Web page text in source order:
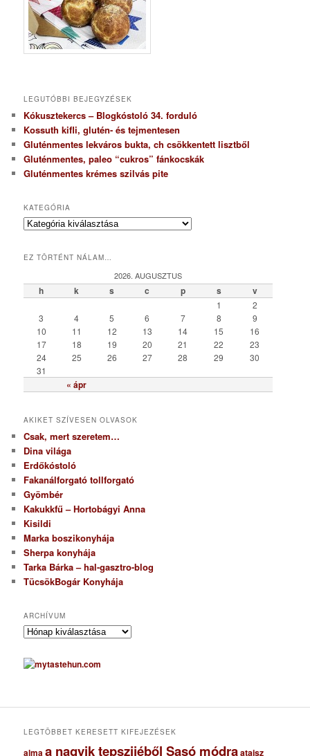
LEGUTÓBBI BEJEGYZÉSEK
Kókusztekercs – Blogkóstoló 34. forduló
Kossuth kifli, glutén- és tejmentesen
Gluténmentes lekváros bukta, ch csökkentett lisztből
Gluténmentes, paleo “cukros” fánkocskák
Gluténmentes krémes szilvás pite
KATEGÓRIA
K
e
r
EZ TÖRTÉNT NÁLAM…
2026. AUGUSZTUS
h k s c p s v
« ápr
1
2
3
4 5 6 7 8
9
10
11 12 13 14 15
16
17
18 19 20 21 22
23
24
25 26 27 28 29
30
31
AKIKET SZÍVESEN OLVASOK
Csak, mert szeretem…
Dina világa
Erdőkóstoló
Fakanálforgató tollforgató
Gyömbér
Kakukkfű – Hortobágyi Anna
Kisildi
Marka boszikonyhája
Sherpa konyhája
Tarka Bárka – hal-gasztro-blog
TücsökBogár Konyhája
ARCHÍVUM
A
c
h
u
LEGTÖBBET KERESETT KIFEJEZÉSEK
almaa nagyik tepszijéből Sasó módraataisz